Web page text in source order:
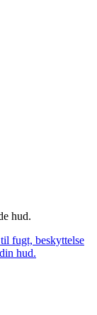
hud.
fugt, beskyttelse
hud.